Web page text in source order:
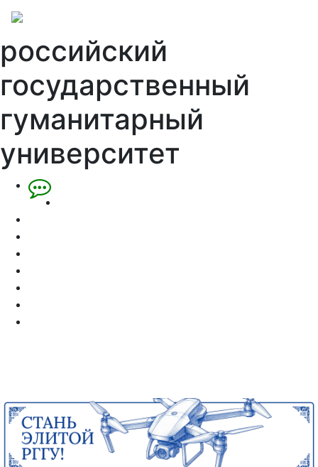
российский
государственный
гуманитарный
университет